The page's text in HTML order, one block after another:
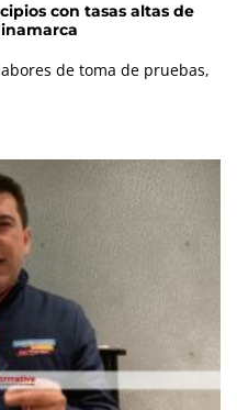
con tasas altas de
de toma de pruebas,